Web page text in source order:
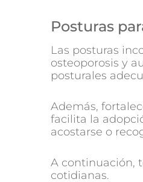
Posturas
Las posturas
osteoporosis y
posturales
Además,
facilita la
acostarse o
A continuación,
cotidianas.